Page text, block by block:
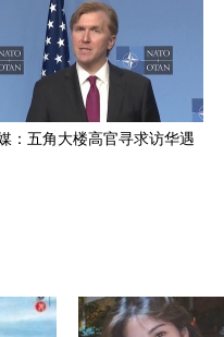
：五角大楼高官寻求访华遇